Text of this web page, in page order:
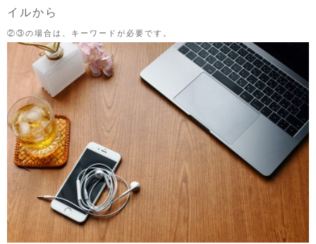
イルから
②③の場合は、キーワードが必要です。